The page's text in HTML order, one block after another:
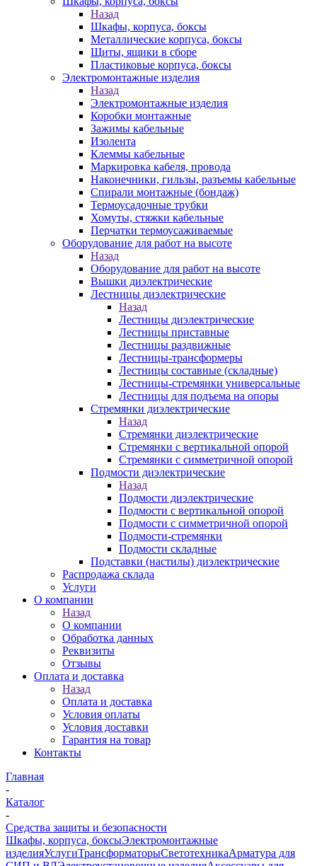
Назад
Шкафы, корпуса, боксы
Металлические корпуса, боксы
Щиты, ящики в сборе
Пластиковые корпуса, боксы
Электромонтажные изделия
Назад
Электромонтажные изделия
Коробки монтажные
Зажимы кабельные
Изолента
Клеммы кабельные
Маркировка кабеля, провода
Наконечники, гильзы, разъемы кабельные
Спирали монтажные (бондаж)
Термоусадочные трубки
Хомуты, стяжки кабельные
Перчатки термоусаживаемые
Оборудование для работ на высоте
Назад
Оборудование для работ на высоте
Вышки диэлектрические
Лестницы диэлектрические
Назад
Лестницы диэлектрические
Лестницы приставные
Лестницы раздвижные
Лестницы-трансформеры
Лестницы составные (складные)
Лестницы-стремянки универсальные
Лестницы для подъема на опоры
Стремянки диэлектрические
Назад
Стремянки диэлектрические
Стремянки с вертикальной опорой
Стремянки с симметричной опорой
Подмости диэлектрические
Назад
Подмости диэлектрические
Подмости с вертикальной опорой
Подмости с симметричной опорой
Подмости-стремянки
Подмости складные
Подставки (настилы) диэлектрические
Распродажа склада
Услуги
О компании
Назад
О компании
Обработка данных
Реквизиты
Отзывы
Оплата и доставка
Назад
Оплата и доставка
Условия оплаты
Условия доставки
Гарантия на товар
Контакты
Главная
-
Каталог
-
Средства защиты и безопасности
Шкафы, корпуса, боксыЭлектромонтажные
изделияУслугиТрансформаторыСветотехникаАрматура для